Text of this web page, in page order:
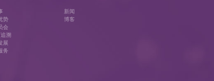
势
会
溯
展
务
新闻
博客